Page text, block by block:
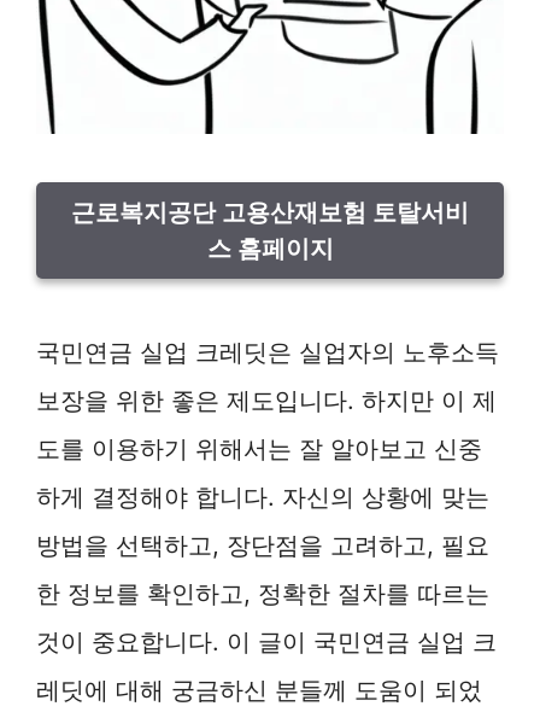
근로복지공단 고용산재보험 토탈서비
스 홈페이지
국민연금 실업 크레딧은 실업자의 노후소득
보장을 위한 좋은 제도입니다. 하지만 이 제
도를 이용하기 위해서는 잘 알아보고 신중
하게 결정해야 합니다. 자신의 상황에 맞는
방법을 선택하고, 장단점을 고려하고, 필요
한 정보를 확인하고, 정확한 절차를 따르는
것이 중요합니다. 이 글이 국민연금 실업 크
레딧에 대해 궁금하신 분들께 도움이 되었